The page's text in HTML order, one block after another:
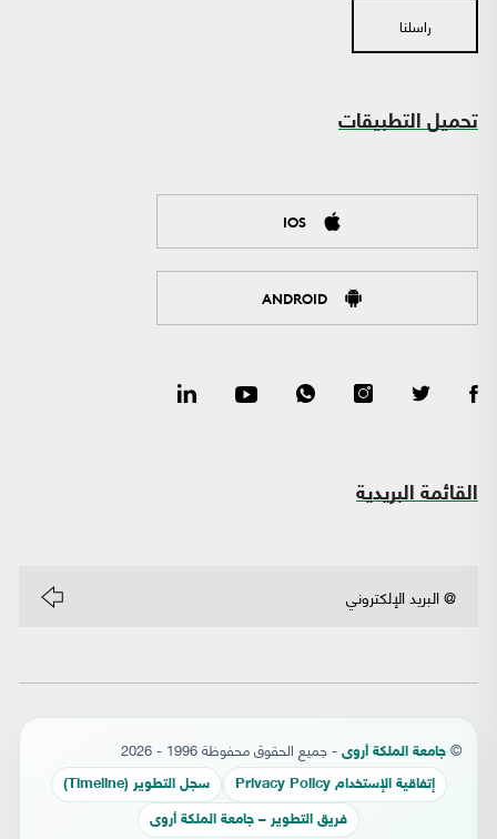
راسلنا
تحميل التطبيقات
IOS
ANDROID
القائمة البريدية
© جامعة الملكة أروى - جميع الحقوق محفوظة 1996 - 2026
إتفاقية الإستخدام Privacy Policy سجل التطوير (Timeline)
فريق التطوير – جامعة الملكة أروى